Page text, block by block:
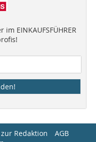
EINKAUFSFÜHRER
Redaktion
AGB